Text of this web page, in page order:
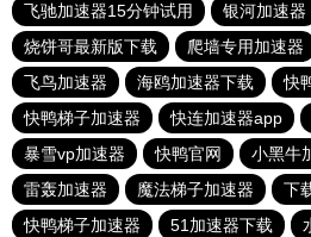
飞驰加速器15分钟试用
银河加速器
烧饼哥最新版下载
爬墙专用加速器
飞鸟加速器
海鸥加速器下载
快
快鸭梯子加速器
快连加速器app
暴雪vp加速器
快鸭官网 小黑牛
雷轰加速器
魔法梯子加速器
下
快鸭梯子加速器
51加速器下载